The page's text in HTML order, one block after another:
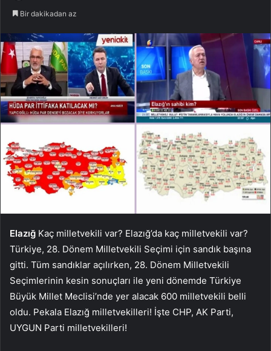
Bir dakikadan az
Elazığ Kaç milletvekili var? Elazığ’da kaç milletvekili var?
Türkiye, 28. Dönem Milletvekili Seçimi için sandık başına
gitti. Tüm sandıklar açılırken, 28. Dönem Milletvekili
Seçimlerinin kesin sonuçları ile yeni dönemde Türkiye
Büyük Millet Meclisi’nde yer alacak 600 milletvekili belli
oldu. Pekala Elazığ milletvekilleri! İşte CHP, AK Parti,
UYGUN Parti milletvekilleri!